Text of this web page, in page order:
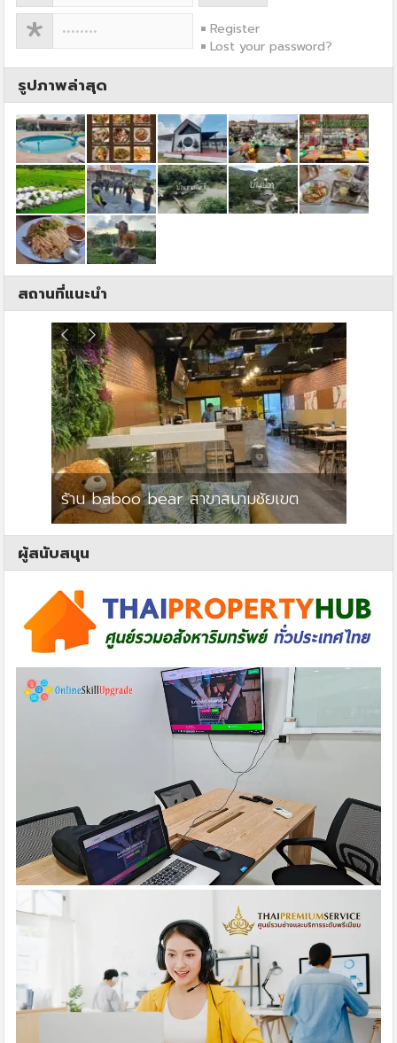
Register
Lost your password?
รูปภาพล่าสุด
สถานที่แนะนำ
ร้าน baboo bear สาขาสนามชัยเขต
ผู้สนับสนุน